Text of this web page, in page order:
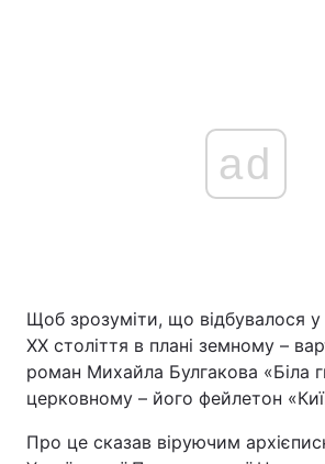
ad
Щоб зрозуміти, що відбувалося у
ХХ століття в плані земному –
роман Михайла Булгакова «Біла
церковному – його фейлетон
Про це сказав віруючим